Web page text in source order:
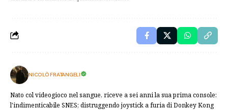
NICOLÒ FRATANGELI
Nato col videogioco nel sangue, riceve a sei anni la sua prima console:
l'indimenticabile SNES; distruggendo joystick a furia di Donkey Kong